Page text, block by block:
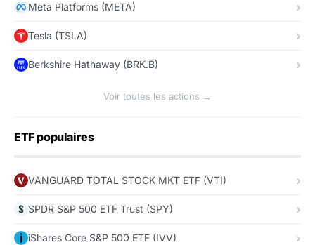
Meta Platforms (META)
Tesla (TSLA)
Berkshire Hathaway (BRK.B)
Voir toutes les actions →
ETF populaires
VANGUARD TOTAL STOCK MKT ETF (VTI)
SPDR S&P 500 ETF Trust (SPY)
iShares Core S&P 500 ETF (IVV)